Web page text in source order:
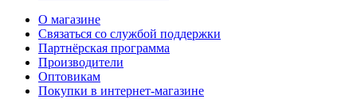
О магазине
Связаться со службой поддержки
Партнёрская программа
Производители
Оптовикам
Покупки в интернет-магазине